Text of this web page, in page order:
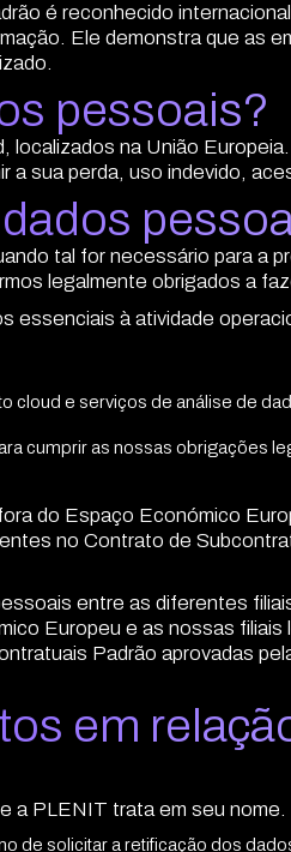
é reconhecido
Ele demonstra que as
pessoais?
na União
sua perda, uso indevido,
tal for necessário para a
legalmente obrigados a
à atividade
cloud e serviços de análise de
cumprir as nossas obrigações
do Espaço Económico
no Contrato de
entre as diferentes
Europeu e as nossas
Padrão aprovadas
em
a PLENIT trata em seu
solicitar a retificação dos